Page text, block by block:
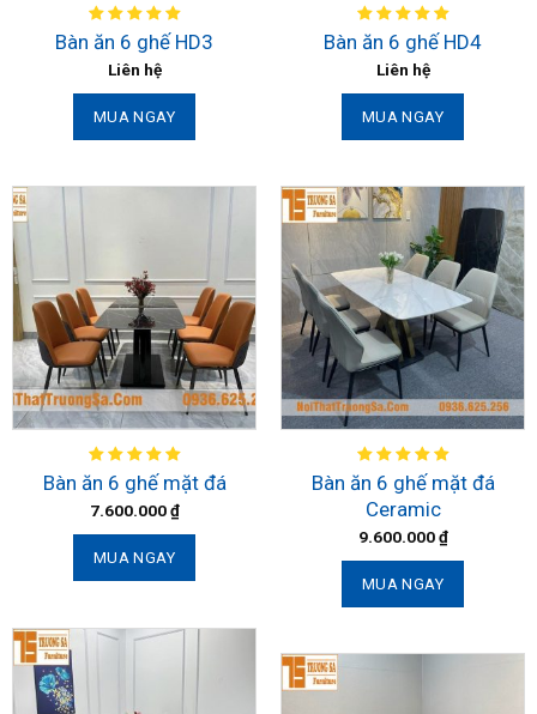
Bàn ăn 6 ghế HD3
Liên hệ
MUA NGAY
Bàn ăn 6 ghế HD4
Liên hệ
MUA NGAY
Bàn ăn 6 ghế mặt đá
7.600.000₫
MUA NGAY
Bàn ăn 6 ghế mặt đá
Ceramic
9.600.000₫
MUA NGAY